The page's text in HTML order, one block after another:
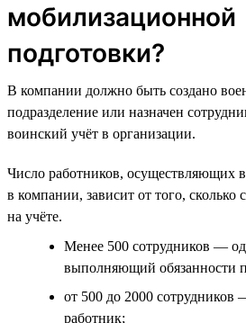
мобилизационной
подготовки?
В компании должно быть создано
подразделение или назначен
воинский учёт в организации.
Число работников, осуществляющих
в компании, зависит от того, сколько
на учёте.
Менее 500 сотрудников —
выполняющий обязанности
от 500 до 2000
работник;